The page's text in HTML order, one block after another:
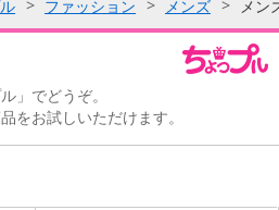
ファッション メンズ メン
」でどうぞ。
をお試しいただけます。